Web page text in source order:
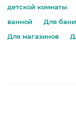
детской комнаты
ванной
Для
Для магазинов